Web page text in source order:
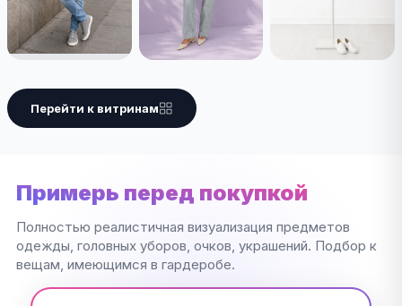
Перейти к витринам
Примерь перед покупкой
Полностью реалистичная визуализация предметов
одежды, головных уборов, очков, украшений. Подбор к
вещам, имеющимся в гардеробе.